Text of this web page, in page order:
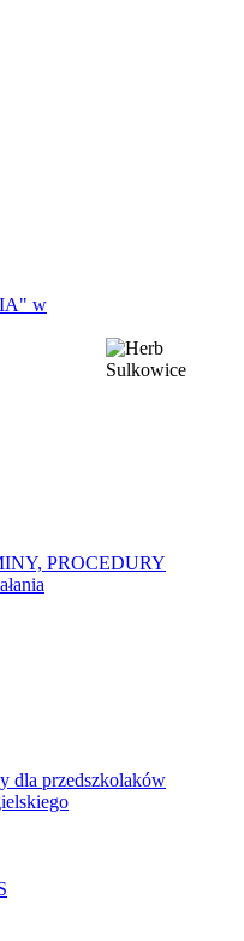
Sułkowicach
PROCEDURY
dla przedszkolaków